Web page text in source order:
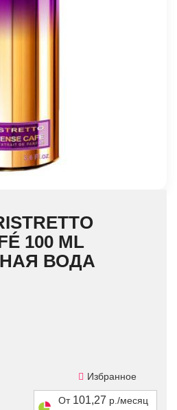
100 ML
ВОДА
Избранное
От 101,27 р./месяц